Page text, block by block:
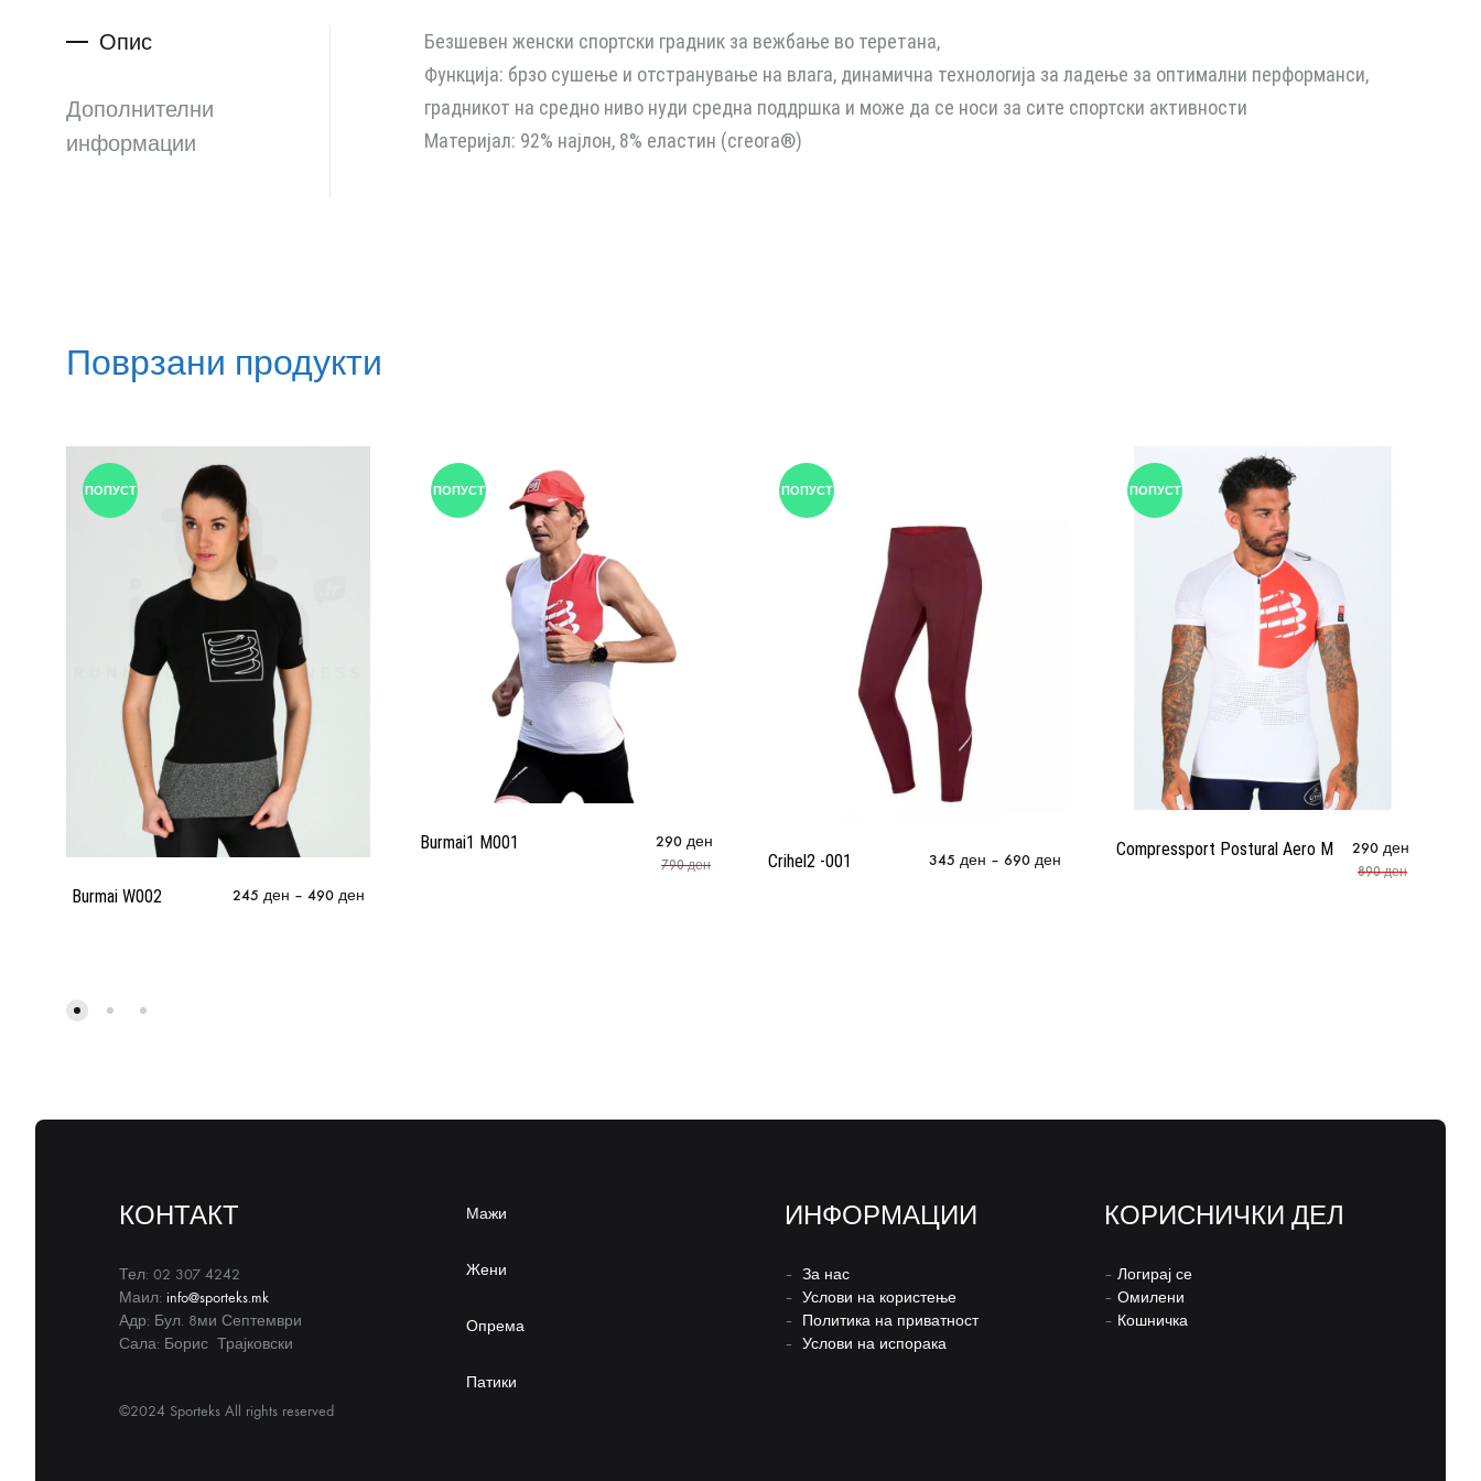
Опис
Дополнителни
информации
Безшевен женски спортски градник за вежбање во теретана,
Функција: брзо сушење и отстранување на влага, динамична технологија за ладење за оптимални перформанси,
градникот на средно ниво нуди средна поддршка и може да се носи за сите спортски активности
Материјал: 92% најлон, 8% еластин (creora®)
Поврзани продукти
ПОПУСТ
Burmai W002 245 ден – 490 ден
ПОПУСТ
Burmai1 M001 290 ден
790ден
ПОПУСТ
Crihel2 -001 345 ден – 690 ден
ПОПУСТ
Compressport Postural Aero M 290 ден
890ден
КОНТАКТ
Тел: 02 307 4242
Маил: info@sporteks.mk
Адр: Бул. 8ми Септември
Сала: Борис Трајковски
©2024 Sporteks All rights reserved
Мажи
Жени
Опрема
Патики
ИНФОРМАЦИИ
– За нас
– Услови на користење
– Политика на приватност
– Услови на испорака
КОРИСНИЧКИ ДЕЛ
– Логирај се
– Омилени
– Кошничка